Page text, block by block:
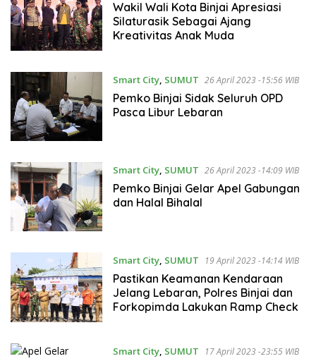
Wakil Wali Kota Binjai Apresiasi
Silaturasik Sebagai Ajang
Kreativitas Anak Muda
Smart City, SUMUT 26 April 2023 -15:56 WIB
Pemko Binjai Sidak Seluruh OPD
Pasca Libur Lebaran
Smart City, SUMUT 26 April 2023 -14:09 WIB
Pemko Binjai Gelar Apel Gabungan
dan Halal Bihalal
Smart City, SUMUT 19 April 2023 -14:14 WIB
Pastikan Keamanan Kendaraan
Jelang Lebaran, Polres Binjai dan
Forkopimda Lakukan Ramp Check
Smart City, SUMUT 17 April 2023 -23:55 WIB